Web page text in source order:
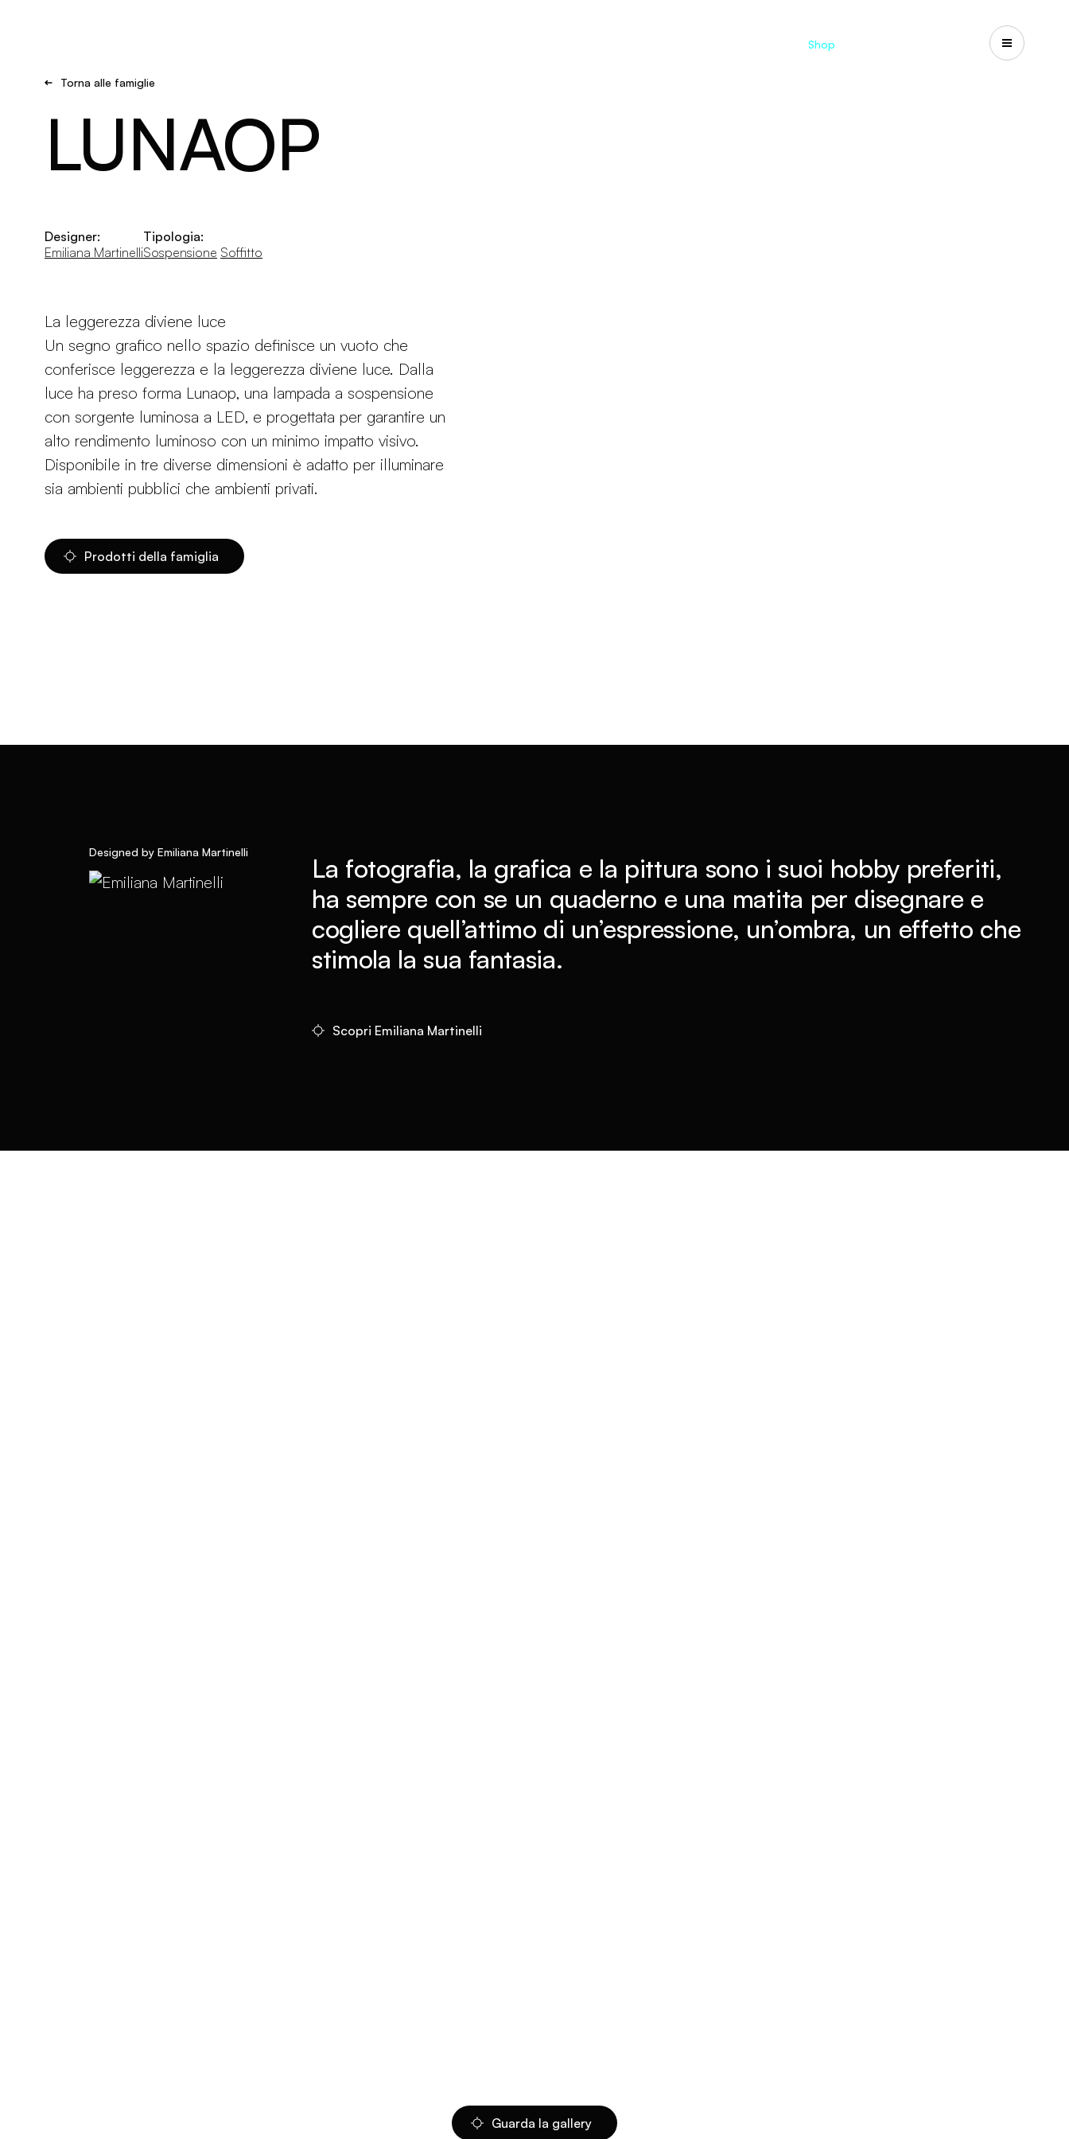
Shop
Torna alle famiglie
LUNAOP
Designer:
Emiliana Martinelli
Tipologia:
Sospensione Soffitto
La leggerezza diviene luce
Un segno grafico nello spazio definisce un vuoto che
conferisce leggerezza e la leggerezza diviene luce. Dalla
luce ha preso forma Lunaop, una lampada a sospensione
con sorgente luminosa a LED, e progettata per garantire un
alto rendimento luminoso con un minimo impatto visivo.
Disponibile in tre diverse dimensioni è adatto per illuminare
sia ambienti pubblici che ambienti privati.
Prodotti della famiglia
Designed by Emiliana Martinelli
La fotografia, la grafica e la pittura sono i suoi hobby preferiti,
ha sempre con se un quaderno e una matita per disegnare e
cogliere quell’attimo di un’espressione, un’ombra, un effetto che
stimola la sua fantasia.
Scopri Emiliana Martinelli
Guarda la gallery